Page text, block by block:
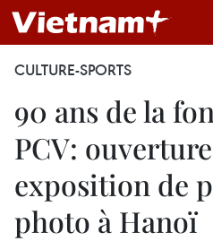
CULTURE-SPORTS
90 ans de la
PCV:
exposition de
photo à Hanoï